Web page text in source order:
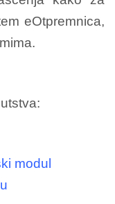
eOtpremnica,
modul